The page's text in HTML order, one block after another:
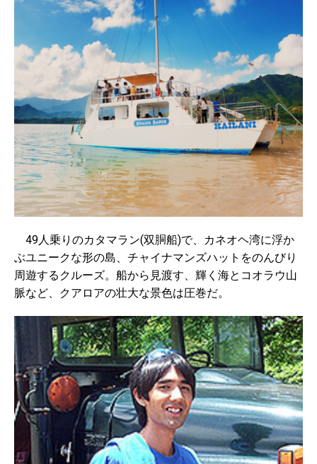
49人乗りのカタマラン(双胴船)で、カネオヘ湾に浮か
ぶユニークな形の島、チャイナマンズハットをのんびり
周遊するクルーズ。船から見渡す、輝く海とコオラウ山
脈など、クアロアの壮大な景色は圧巻だ。